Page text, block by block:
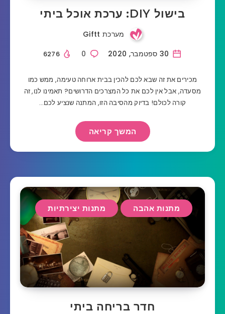
בישול DIY: ערכת אוכל ביתי
מערכת Giftt
0
6276
מכירים את זה שבא לכם להכין בבית ארוחה טעימה, ממש כמו
מסעדה, אבל אין לכם את כל המצרכים הדרושים? תאמינו לנו, זה
קורה לכולם! בדיוק מהסיבה הזו, המתנה שנציע לכם…
המשך קריאה
מתנות אהבה מתנות יצירתיות
חדר בריחה ביתי